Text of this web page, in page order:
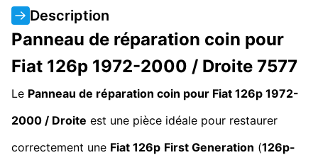
Description
Panneau de réparation coin pour
Fiat 126p 1972-2000 / Droite 7577
Le Panneau de réparation coin pour Fiat 126p 1972-
2000 / Droite est une pièce idéale pour restaurer
correctement une Fiat 126p First Generation (126p-